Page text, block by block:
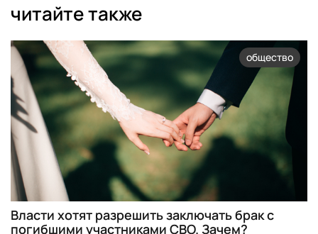
читайте также
общество
Власти хотят разрешить заключать брак с
погибшими участниками СВО. Зачем?